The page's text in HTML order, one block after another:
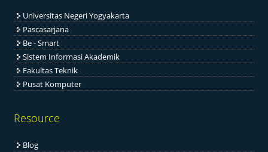
Universitas Negeri Yogyakarta
Pascasarjana
Be - Smart
Sistem Informasi Akademik
Fakultas Teknik
Pusat Komputer
Resource
Blog